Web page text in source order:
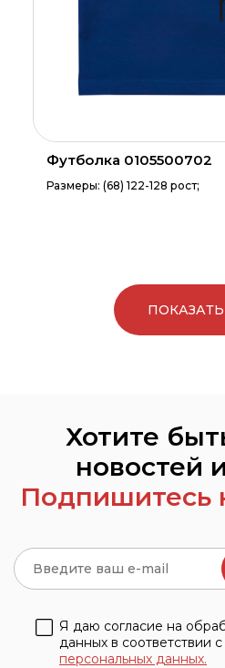
Футболка 0105500702
Размеры: (68) 122-128 рост;
Хотите
новостей
Подпишитесь
Я даю согласие на
данных в соответствии с
персональных данных.